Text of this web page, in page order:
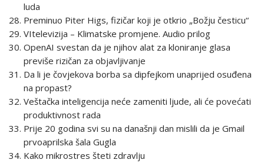
luda
Preminuo Piter Higs, fizičar koji je otkrio „Božju česticu“
VItelevizija – Klimatske promjene. Audio prilog
OpenAI svestan da je njihov alat za kloniranje glasa
previše rizičan za objavljivanje
Da li je čovjekova borba sa dipfejkom unaprijed osuđena
na propast?
Veštačka inteligencija neće zameniti ljude, ali će povećati
produktivnost rada
Prije 20 godina svi su na današnji dan mislili da je Gmail
prvoaprilska šala Gugla
Kako mikrostres šteti zdravlju